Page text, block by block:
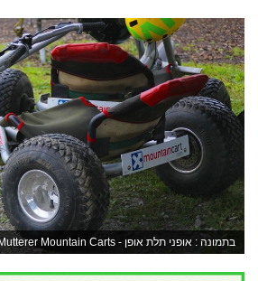
בתמונה : אופני תלת אופן - Mutterer Mountain Carts